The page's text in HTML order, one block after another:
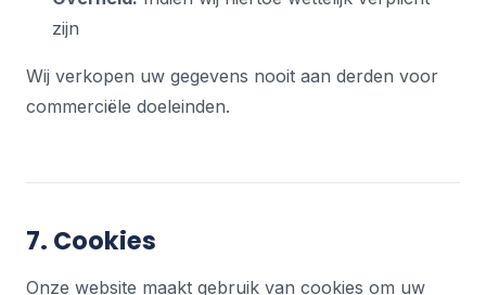
zijn
Wij verkopen uw gegevens nooit aan derden voor
commerciële doeleinden.
7. Cookies
Onze website maakt gebruik van cookies om uw